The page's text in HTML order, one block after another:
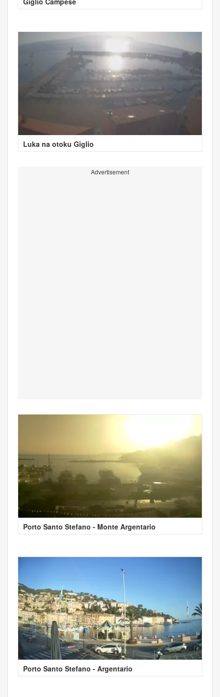
Luka na otoku Giglio
Advertisement
Porto Santo Stefano - Monte Argentario
Porto Santo Stefano - Argentario